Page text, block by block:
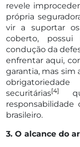
revele
própria
vir a suportar
coberto,
condução da
enfrentar aqui,
garantia, mas sim
securitárias[4]
brasileiro.
3. O alcance do